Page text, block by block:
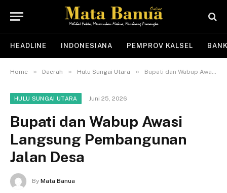
HEADLINE INDONESIANA PEMPROV KALSEL
Home » Daerah » Hulu Sungai Utara » Bupati dan Wabup Awasi Langsung Pembangunan Jalan Desa
HULU SUNGAI UTARA Juni 25, 2026
Bupati dan Wabup Awasi
Langsung Pembangunan
Jalan Desa
By Mata Banua